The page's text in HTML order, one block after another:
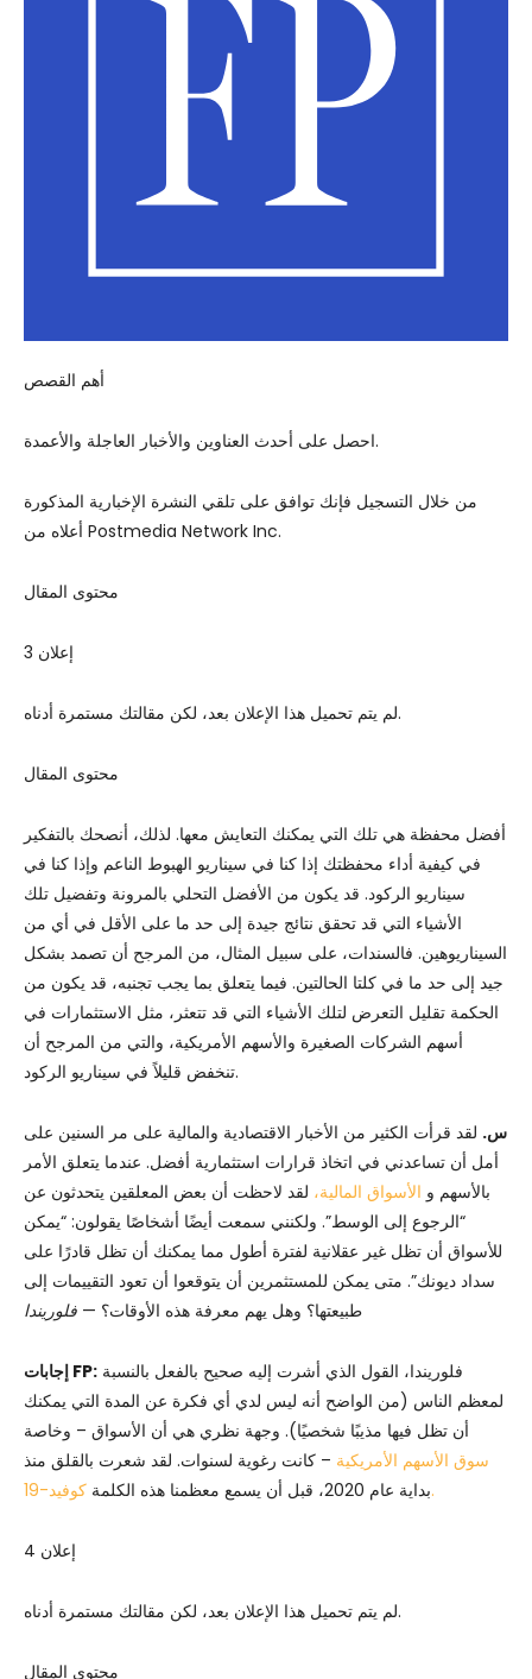
أهم القصص
احصل على أحدث العناوين والأخبار العاجلة والأعمدة.
من خلال التسجيل فإنك توافق على تلقي النشرة الإخبارية المذكورة
أعلاه من Postmedia Network Inc.
محتوى المقال
إعلان 3
لم يتم تحميل هذا الإعلان بعد، لكن مقالتك مستمرة أدناه.
محتوى المقال
أفضل محفظة هي تلك التي يمكنك التعايش معها. لذلك، أنصحك بالتفكير
في كيفية أداء محفظتك إذا كنا في سيناريو الهبوط الناعم وإذا كنا في
سيناريو الركود. قد يكون من الأفضل التحلي بالمرونة وتفضيل تلك
الأشياء التي قد تحقق نتائج جيدة إلى حد ما على الأقل في أي من
السيناريوهين. فالسندات، على سبيل المثال، من المرجح أن تصمد بشكل
جيد إلى حد ما في كلتا الحالتين. فيما يتعلق بما يجب تجنبه، قد يكون من
الحكمة تقليل التعرض لتلك الأشياء التي قد تتعثر، مثل الاستثمارات في
أسهم الشركات الصغيرة والأسهم الأمريكية، والتي من المرجح أن
تنخفض قليلاً في سيناريو الركود.
س. لقد قرأت الكثير من الأخبار الاقتصادية والمالية على مر السنين على
أمل أن تساعدني في اتخاذ قرارات استثمارية أفضل. عندما يتعلق الأمر
بالأسهم و الأسواق المالية، لقد لاحظت أن بعض المعلقين يتحدثون عن
“الرجوع إلى الوسط”. ولكنني سمعت أيضًا أشخاصًا يقولون: “يمكن
للأسواق أن تظل غير عقلانية لفترة أطول مما يمكنك أن تظل قادرًا على
سداد ديونك”. متى يمكن للمستثمرين أن يتوقعوا أن تعود التقييمات إلى
طبيعتها؟ وهل يهم معرفة هذه الأوقات؟ — فلوريندا
إجابات FP:
لمعظم الناس (من الواضح أنه ليس لدي أي فكرة عن المدة التي يمكنك
أن تظل فيها مذيبًا شخصيًا). وجهة نظري هي أن الأسواق – وخاصة
سوق الأسهم الأمريكية – كانت رغوية لسنوات. لقد شعرت بالقلق منذ
بداية عام 2020، قبل أن يسمع معظمنا هذه الكلمةكوفيد-19.
إعلان 4
لم يتم تحميل هذا الإعلان بعد، لكن مقالتك مستمرة أدناه.
محتوى المقال